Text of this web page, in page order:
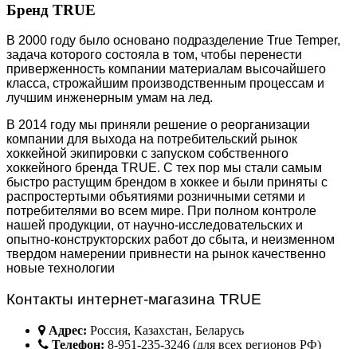
Бренд TRUE
В 2000 году было основано подразделение True Temper,
задача которого состояла в том, чтобы перенести
приверженность компании материалам высочайшего
класса, строжайшим производственным процессам и
лучшим инженерным умам на лед.
В 2014 году мы приняли решение о реорганизации
компании для выхода на потребительский рынок
хоккейной экипировки с запуском собственного
хоккейного бренда TRUE. С тех пор мы стали самым
быстро растущим брендом в хоккее и были приняты с
распростертыми объятиями розничными сетями и
потребителями во всем мире. При полном контроле
нашей продукции, от научно-исследовательских и
опытно-конструкторских работ до сбыта, и неизменном
твердом намерении привнести на рынок качественно
новые технологии
Контакты интернет-магазина TRUE
Адрес: Россия, Казахстан, Беларусь
Телефон: 8-951-235-3246 (для всех регионов РФ)